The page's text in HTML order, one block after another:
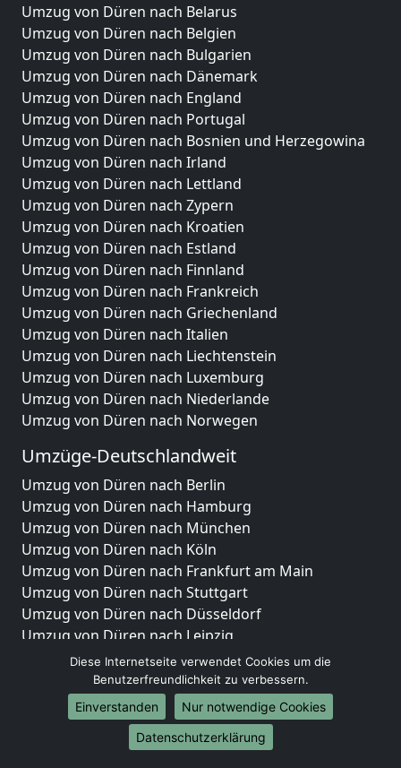
Umzug von Düren nach Belarus
Umzug von Düren nach Belgien
Umzug von Düren nach Bulgarien
Umzug von Düren nach Dänemark
Umzug von Düren nach England
Umzug von Düren nach Portugal
Umzug von Düren nach Bosnien und Herzegowina
Umzug von Düren nach Irland
Umzug von Düren nach Lettland
Umzug von Düren nach Zypern
Umzug von Düren nach Kroatien
Umzug von Düren nach Estland
Umzug von Düren nach Finnland
Umzug von Düren nach Frankreich
Umzug von Düren nach Griechenland
Umzug von Düren nach Italien
Umzug von Düren nach Liechtenstein
Umzug von Düren nach Luxemburg
Umzug von Düren nach Niederlande
Umzug von Düren nach Norwegen
Umzüge-Deutschlandweit
Umzug von Düren nach Berlin
Umzug von Düren nach Hamburg
Umzug von Düren nach München
Umzug von Düren nach Köln
Umzug von Düren nach Frankfurt am Main
Umzug von Düren nach Stuttgart
Umzug von Düren nach Düsseldorf
Umzug von Düren nach Leipzig
Umzug von Düren nach Dortmund
Umzug von Düren nach Essen
Umzug von Düren nach Bremen
Umzug von Düren nach Dresden
Umzug von Düren nach Hannover
Diese Internetseite verwendet Cookies um die
Benutzerfreundlichkeit zu verbessern.
Einverstanden
Nur notwendige Cookies
Datenschutzerklärung